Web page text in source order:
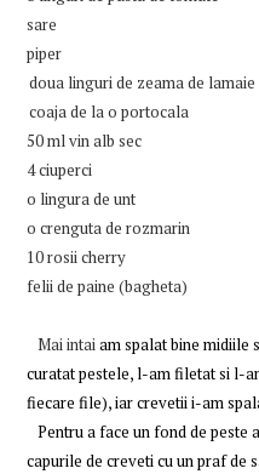
sare
piper
doua linguri de zeama de lamaie
coaja de la o portocala
50 ml vin alb sec
4 ciuperci
o lingura de unt
o crenguta de
10 rosii
felii de paine
Mai intaiam spalat bine midiile
curatat pestele, l-am filetat si l-
fiecare file), iar crevetii i-am
Pentru a face un fond de peste
capurile de creveti cu un praf de